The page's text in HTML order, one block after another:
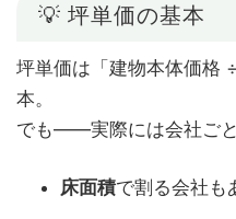
💡 坪単価の基本
坪単価は「建物本体価格
本。
でも――実際には会社ごと
床面積で割る会社も